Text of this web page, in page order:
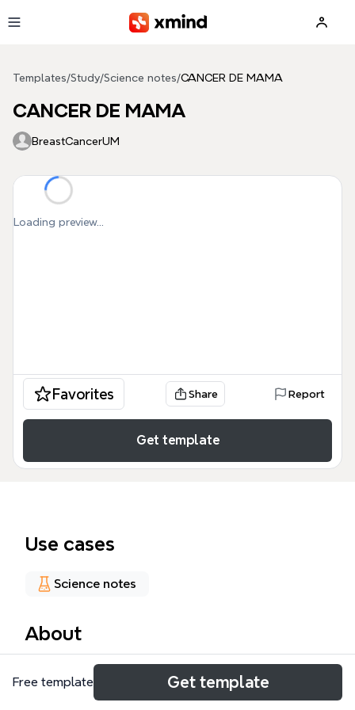
Templates/Study/Science notes/CANCER DE MAMA
CANCER DE MAMA
BreastCancerUM
Loading preview...
Favorites Share Report
Get template
Use cases
Science notes
About
El mapa mental 'CANCER DE MAMA' de Xmind es
una guía integral sobre el cáncer de mama,
Free template Get template